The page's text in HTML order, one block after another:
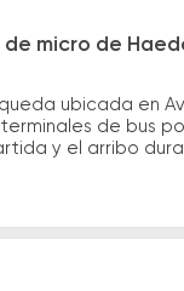
micro de
ubicada en
terminales de
y el arribo